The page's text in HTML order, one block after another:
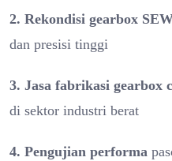
2. Rekondisi gearbox
dan presisi tinggi
3. Jasa fabrikasi gearbox
di sektor industri berat
4. Pengujian performa